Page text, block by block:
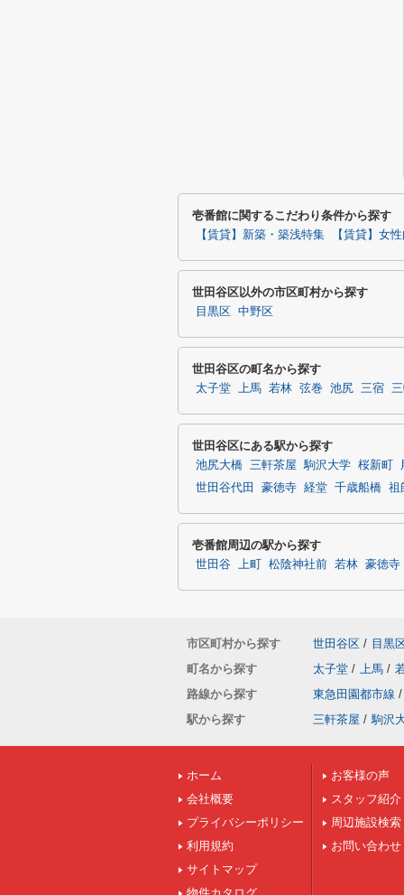
壱番館に関するこだわり条件から探す
【賃貸】新築・築浅特集 【賃貸】女
世田谷区以外の市区町村から探す
目黒区 中野区
世田谷区の町名から探す
太子堂 上馬 若林 弦巻 池尻 三宿
世田谷区にある駅から探す
池尻大橋 三軒茶屋 駒沢大学 桜新町
世田谷代田
豪徳寺 経堂 千歳船橋 祖
壱番館周辺の駅から探す
世田谷 上町 松陰神社前 若林 豪徳寺
市区町村から探す 世田谷区 / 目黒
町名から探す
太子堂 / 上馬 /
路線から探す
東急田園都市線 /
駅から探す
三軒茶屋 / 駒沢
ホーム
会社概要
プライバシーポリシー
利用規約
サイトマップ
お客様の声
スタッフ紹介
周辺施設検索
お問い合わせ